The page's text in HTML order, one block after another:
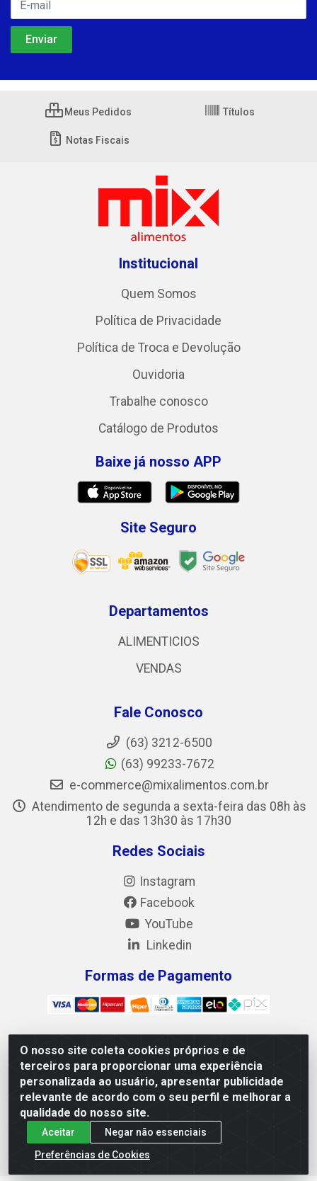
O nosso site coleta cookies próprios e de
terceiros para proporcionar uma experiência
personalizada ao usuário, apresentar publicidade
relevante de acordo com o seu perfil e melhorar a
qualidade do nosso site.
Aceitar
Negar não essenciais
Preferências de Cookies
Meus Pedidos Títulos
Notas Fiscais
Institucional
Quem Somos
Política de Privacidade
Política de Troca e Devolução
Ouvidoria
Trabalhe conosco
Catálogo de Produtos
Baixe já nosso APP
Site Seguro
Departamentos
ALIMENTICIOS
VENDAS
Fale Conosco
(63) 3212-6500
(63) 99233-7672
e-commerce@mixalimentos.com.br
Atendimento de segunda a sexta-feira das 08h às
12h e das 13h30 às 17h30
Redes Sociais
Instagram
Facebook
YouTube
Linkedin
Formas de Pagamento
Mix Alimentos LTDA - Quadra Asr Ne 55 (412 Norte), Alameda
02, S/N - Plano Diretor Norte, Palmas/TO - CEP 77.006-540 -
CNPJ 05.922.500/0001-02